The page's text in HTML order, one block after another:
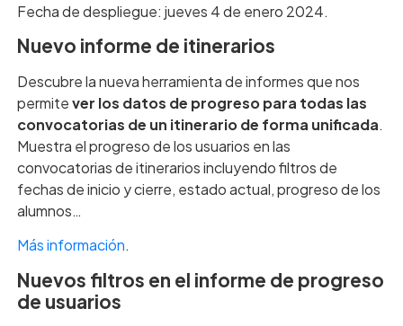
Fecha de despliegue: jueves 4 de enero 2024.
Nuevo informe de itinerarios
Descubre la nueva herramienta de informes que nos
permitever los datos de progreso para todas las
convocatorias de un itinerario de forma unificada.
Muestra el progreso de los usuarios en las
convocatorias de itinerarios incluyendo filtros de
fechas de inicio y cierre, estado actual, progreso de los
alumnos…
Más información.
Nuevos filtros en el informe de progreso
de usuarios